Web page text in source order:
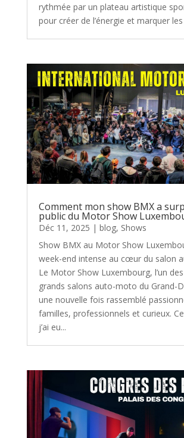
rythmée par un plateau artistique
pour créer de l’énergie et marquer
Comment mon show BMX a
public du Motor Show
Déc 11, 2025 | blog, Shows
Show BMX au Motor Show
week-end intense au cœur du salon
Le Motor Show Luxembourg, l’un
grands salons auto-moto du Grand-
une nouvelle fois rassemblé
familles, professionnels et curieux.
j’ai eu...